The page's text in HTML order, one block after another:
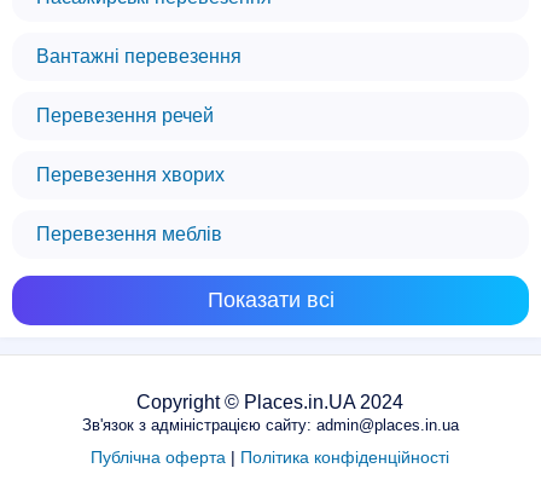
Вантажні перевезення
Перевезення речей
Перевезення хворих
Перевезення меблів
Показати всі
Copyright © Places.in.UA 2024
Зв'язок з адміністрацією сайту: admin@places.in.ua
Публічна оферта | Політика конфіденційності
Ми використовуємо файли cookie
щоб забезпечити вам найкращий досвід
ЗРОЗУМІЛО